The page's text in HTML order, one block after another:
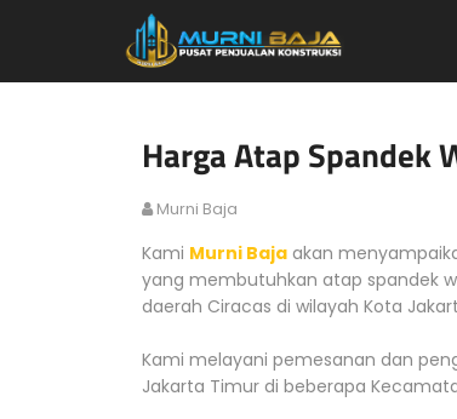
Harga Atap Spandek
Murni Baja
Kami Murni Baja akan
yang membutuhkan atap spandek
daerah Ciracas di wilayah Kota
Kami melayani pemesanan dan
Jakarta Timur di beberapa